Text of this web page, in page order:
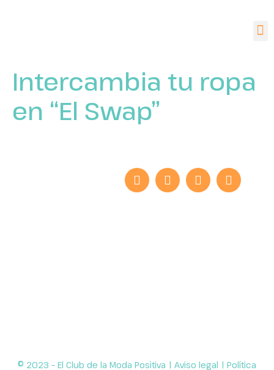
Intercambia tu ropa
en “El Swap”
© 2023 – El Club de la Moda Positiva | Aviso legal | Política